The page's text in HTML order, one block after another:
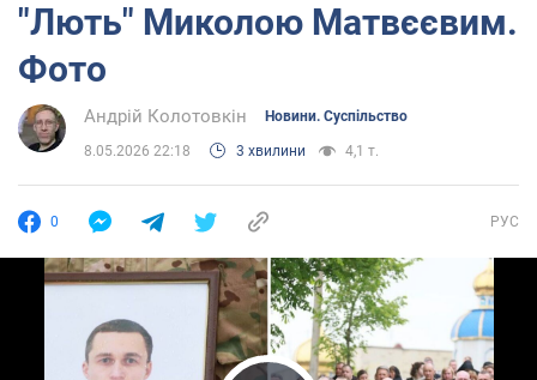
"Лють" Миколою Матвєєвим.
Фото
Андрій Колотовкін Новини. Суспільство
8.05.2026 22:18 3 хвилини 4,1 т.
0 РУС